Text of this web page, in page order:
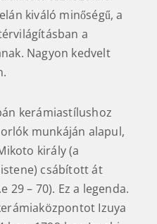
kiváló minőségű, a
a
Nagyon kedvelt
kerámiastílushoz
munkáján alapul,
király (a
csábított át
29 – 70). Ez a legenda.
Izuya